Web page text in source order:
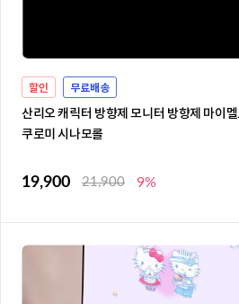
할인 무료배송
산리오 캐릭터 방향제 모니터 방향제 마이
쿠로미 시나모롤
19,900 21,900 9%